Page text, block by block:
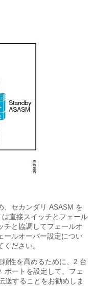
、セカンダリ ASASM を
直接スイッチとフェール
チと協調してフェールオ
ールオーバー設定につい
ださい。
性を高めるために、2 台
ポートを設定して、フェ
送することをお勧めしま